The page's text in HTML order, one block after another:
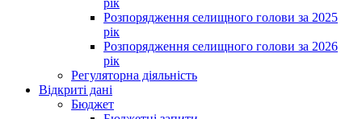
рік
Розпорядження селищного голови за 2025
рік
Розпорядження селищного голови за 2026
рік
Регуляторна діяльність
Відкриті дані
Бюджет